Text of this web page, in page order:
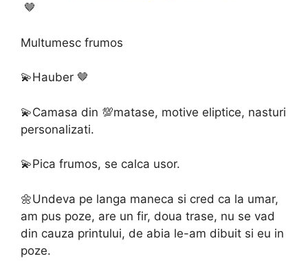
🤎
Multumesc frumos
💫Hauber 🤎
💫Camasa din 💯matase, motive eliptice, nasturi
personalizati.
💫Pica frumos, se calca usor.
🌼Undeva pe langa maneca si cred ca la umar,
am pus poze, are un fir, doua trase, nu se vad
din cauza printului, de abia le-am dibuit si eu in
poze.